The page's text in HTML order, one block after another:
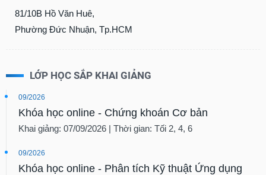
81/10B Hồ Văn Huê,
Phường Đức Nhuận, Tp.HCM
LỚP HỌC SẮP KHAI GIẢNG
09/2026
Khóa học online - Chứng khoán Cơ bản
Khai giảng: 07/09/2026 | Thời gian: Tối 2, 4, 6
09/2026
Khóa học online - Phân tích Kỹ thuật Ứng dụng